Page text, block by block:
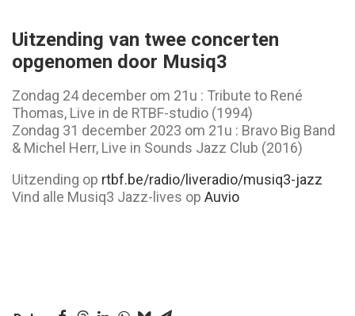
Uitzending van twee concerten
opgenomen door Musiq3
Zondag 24 december om 21u : Tribute to René
Thomas, Live in de RTBF-studio (1994)
Zondag 31 december 2023 om 21u : Bravo Big Band
& Michel Herr, Live in Sounds Jazz Club (2016)
Uitzending op rtbf.be/radio/liveradio/musiq3-jazz
Vind alle Musiq3 Jazz-lives op Auvio